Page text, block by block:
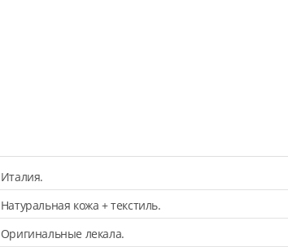
Италия.
Натуральная кожа + текстиль.
Оригинальные лекала.